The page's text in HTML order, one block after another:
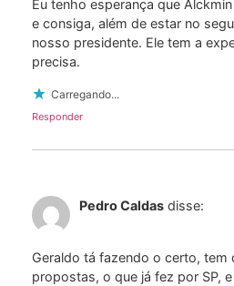
Eu tenho esperança que
e consiga, além de estar no
nosso presidente. Ele tem a
precisa.
Carregando...
Responder
Pedro Caldas disse:
Geraldo tá fazendo o certo, tem
propostas, o que já fez por SP,